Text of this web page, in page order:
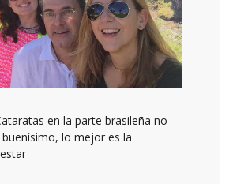
en la parte brasileña no
lo mejor es la